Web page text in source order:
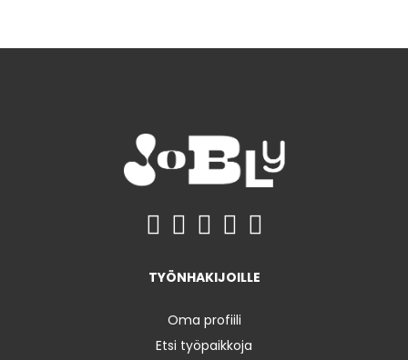
TYÖNHAKIJOILLE
Oma profiili
Etsi työpaikkoja